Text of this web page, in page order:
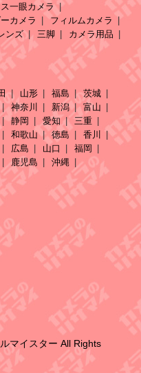
一眼カメラ
カメラ
フィルムカメラ
ンズ 三脚 カメラ用品
山形 福島
茨城
神奈川 新潟
富山
静岡 愛知
三重
和歌山 徳島
香川
広島 山口
福岡
鹿児島 沖縄
マイスター All Rights